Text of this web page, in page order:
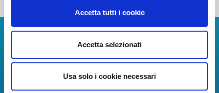
Accetta tutti i cookie
Accetta selezionati
Usa solo i cookie necessari
Download Apps
The Guide to Naples International Airport Services!
Real-time information on flights, all services and